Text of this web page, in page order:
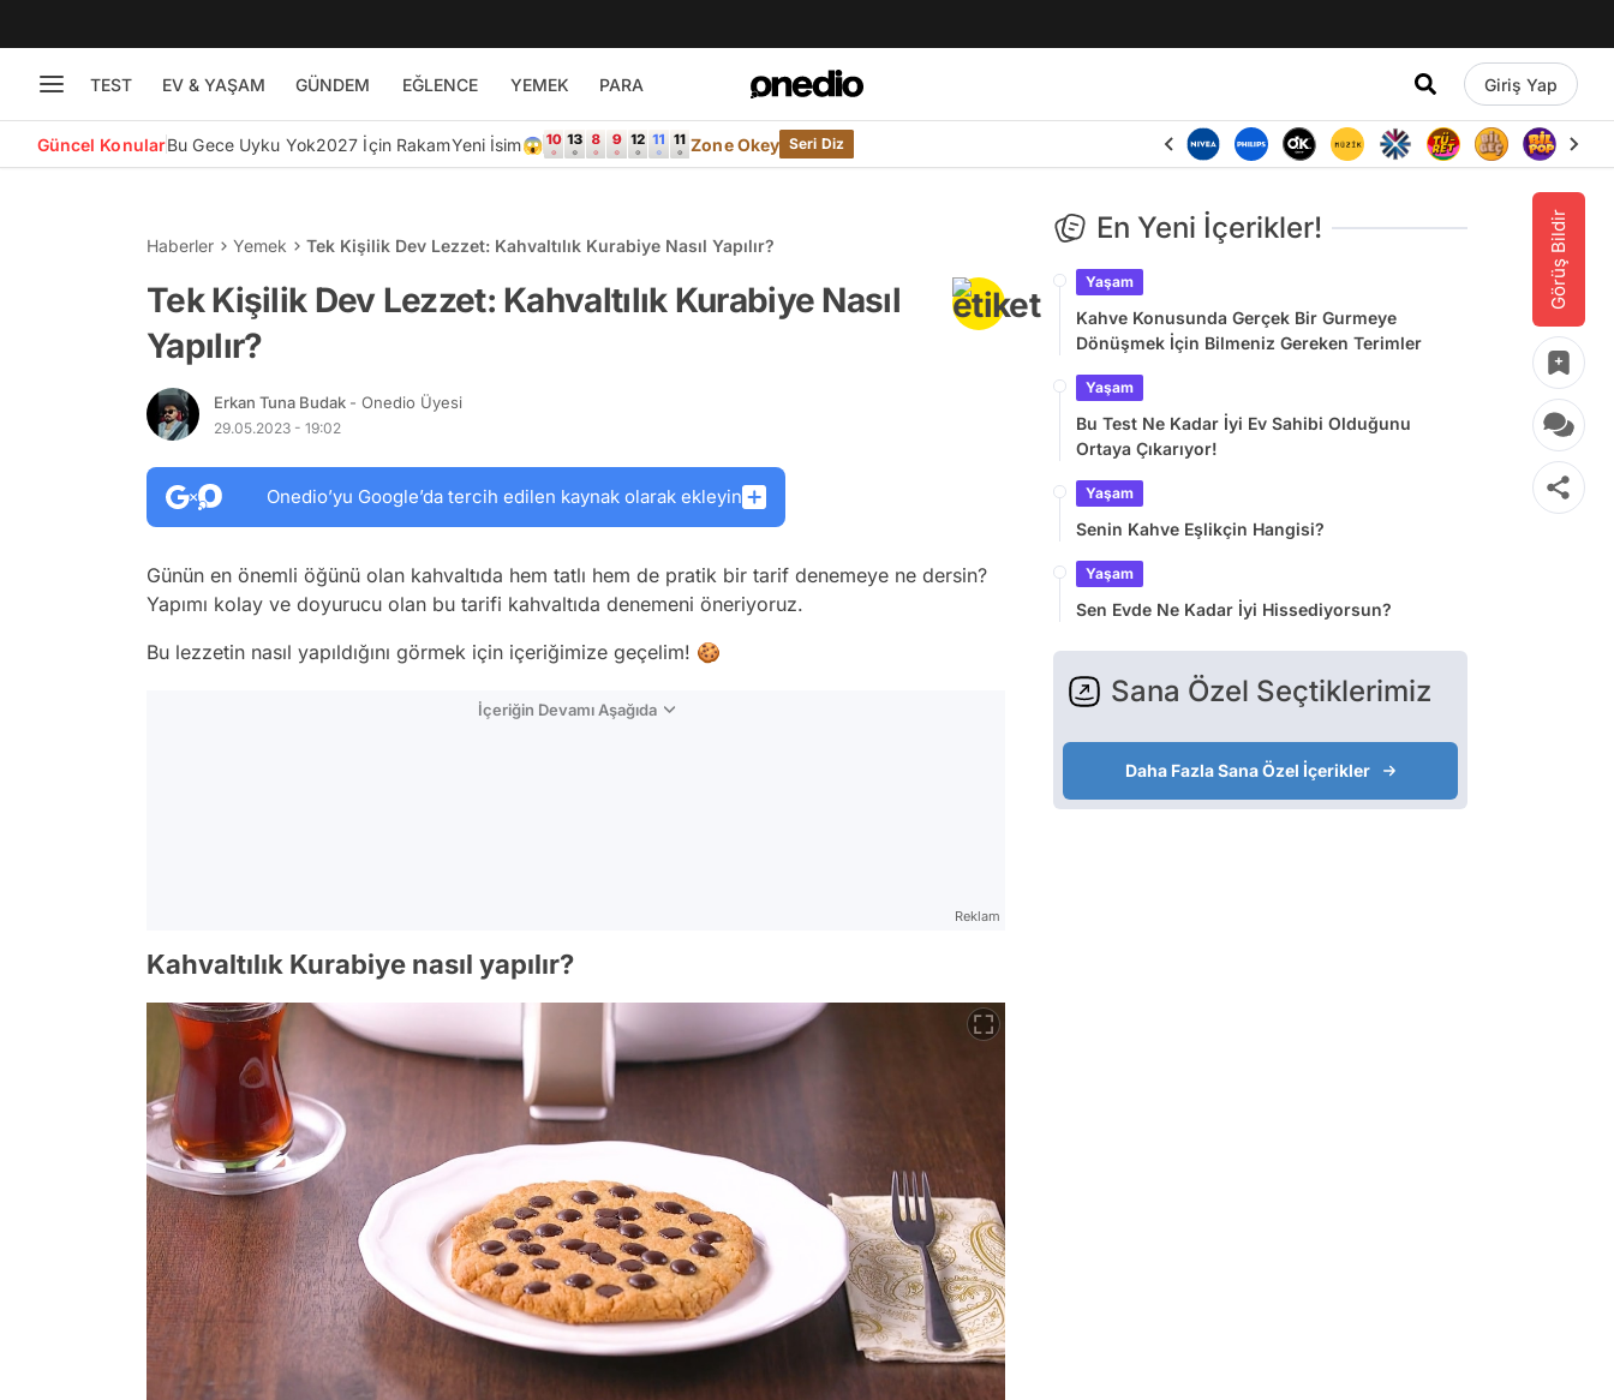
TEST EV & YAŞAM GÜNDEM EĞLENCE YEMEK PARA Giriş Yap
Güncel KonularBu Gece Uyku Yok2027 İçin RakamYeni İsim😱 Zone Okey Seri Diz
Görüş Bildir
Haberler Yemek Tek Kişilik Dev Lezzet: Kahvaltılık Kurabiye Nasıl Yapılır?
Tek Kişilik Dev Lezzet: Kahvaltılık Kurabiye Nasıl
Yapılır?
Erkan Tuna Budak - Onedio Üyesi
29.05.2023 - 19:02
Onedio’yu Google’da tercih edilen kaynak olarak ekleyin
Günün en önemli öğünü olan kahvaltıda hem tatlı hem de pratik bir tarif denemeye ne dersin?
Yapımı kolay ve doyurucu olan bu tarifi kahvaltıda denemeni öneriyoruz.
Bu lezzetin nasıl yapıldığını görmek için içeriğimize geçelim! 🍪
İçeriğin Devamı Aşağıda
Reklam
Kahvaltılık Kurabiye nasıl yapılır?
En Yeni İçerikler!
Yaşam
Kahve Konusunda Gerçek Bir Gurmeye
Dönüşmek İçin Bilmeniz Gereken Terimler
Yaşam
Bu Test Ne Kadar İyi Ev Sahibi Olduğunu
Ortaya Çıkarıyor!
Yaşam
Senin Kahve Eşlikçin Hangisi?
Yaşam
Sen Evde Ne Kadar İyi Hissediyorsun?
Sana Özel Seçtiklerimiz
Daha Fazla Sana Özel İçerikler